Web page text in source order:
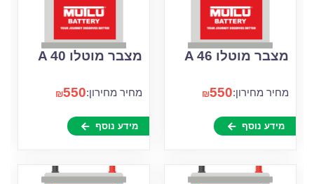
מצבר מוטלו A 46
מחיר מחירון: ₪550
מידע נוסף
מצבר מוטלו A 40
מחיר מחירון: ₪550
מידע נוסף